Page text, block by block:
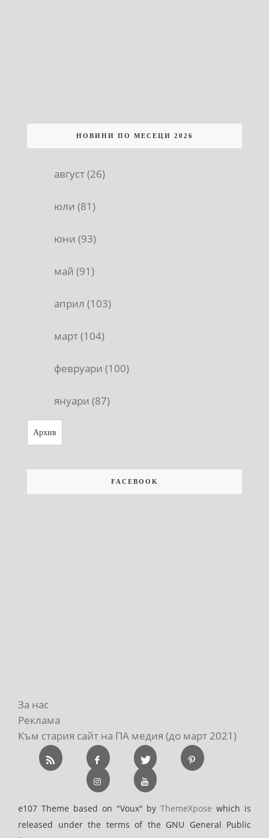
НОВИНИ ПО МЕСЕЦИ 2026
август (26)
юли (81)
юни (93)
май (91)
април (103)
март (104)
февруари (100)
януари (87)
Архив
FACEBOOK
За нас
Реклама
Към стария сайт на ПА медия (до март 2021)
e107 Theme based on "Voux" byThemeXpose which is
released under the terms of the GNU General Public